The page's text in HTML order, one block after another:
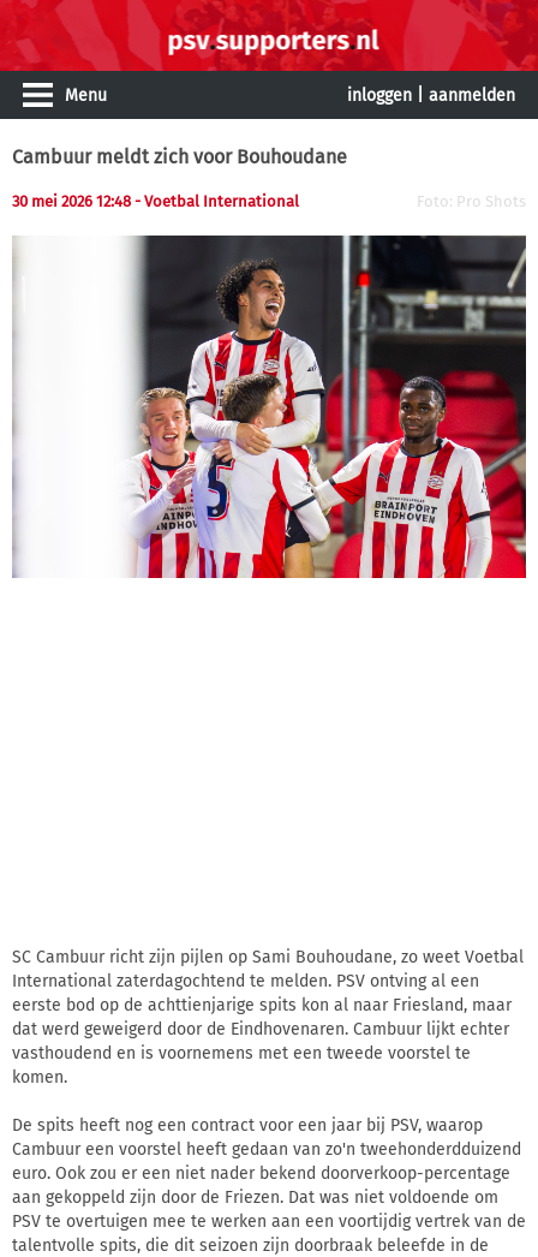
Menu inloggen aanmelden
Cambuur meldt zich voor Bouhoudane
30 mei 2026 12:48 - Voetbal International Foto: Pro Shots
SC Cambuur richt zijn pijlen op Sami Bouhoudane, zo weet Voetbal
International zaterdagochtend te melden. PSV ontving al een
eerste bod op de achttienjarige spits kon al naar Friesland, maar
dat werd geweigerd door de Eindhovenaren. Cambuur lijkt echter
vasthoudend en is voornemens met een tweede voorstel te
komen.
De spits heeft nog een contract voor een jaar bij PSV, waarop
Cambuur een voorstel heeft gedaan van zo'n tweehonderdduizend
euro. Ook zou er een niet nader bekend doorverkoop-percentage
aan gekoppeld zijn door de Friezen. Dat was niet voldoende om
PSV te overtuigen mee te werken aan een voortijdig vertrek van de
talentvolle spits, die dit seizoen zijn doorbraak beleefde in de